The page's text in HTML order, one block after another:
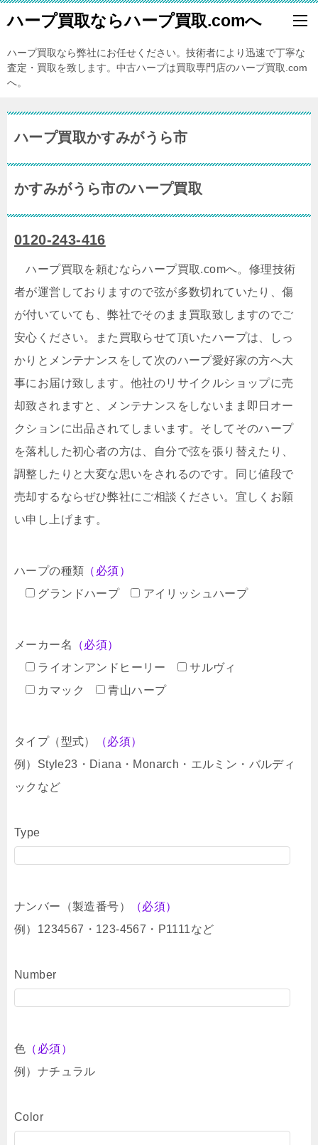
ハープ買取ならハープ買取.comへ
ハープ買取なら弊社にお任せください。技術者により迅速で丁寧な
査定・買取を致します。中古ハープは買取専門店のハープ買取.com
へ。
ハープ買取かすみがうら市
かすみがうら市のハープ買取
0120-243-416
ハープ買取を頼むならハープ買取.comへ。修理技術
者が運営しておりますので弦が多数切れていたり、傷
が付いていても、弊社でそのまま買取致しますのでご
安心ください。また買取らせて頂いたハープは、しっ
かりとメンテナンスをして次のハープ愛好家の方へ大
事にお届け致します。他社のリサイクルショップに売
却致されますと、メンテナンスをしないまま即日オー
クションに出品されてしまいます。そしてそのハープ
を落札した初心者の方は、自分で弦を張り替えたり、
調整したりと大変な思いをされるのです。同じ値段で
売却するならぜひ弊社にご相談ください。宜しくお願
い申し上げます。
ハープの種類 （必須）
グランドハープ
アイリッシュハープ
メーカー名
（必須）
ライオンアンドヒーリー
サルヴィ
カマック
青山ハープ
タイプ（型式）
（必須）
例）Style23・Diana・Monarch・エルミン・バルディ
ックなど
Type
ナンバー（製造番号）
（必須）
例）1234567・123-4567・P1111など
Number
色 （必須）
例）ナチュラル
Color